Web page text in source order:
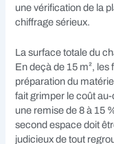
une vérification de la
chiffrage sérieux.
La surface totale du
En deçà de 15 m²,
préparation du
fait grimper le coût au-
une remise de 8 à 15
second espace doit
judicieux de tout